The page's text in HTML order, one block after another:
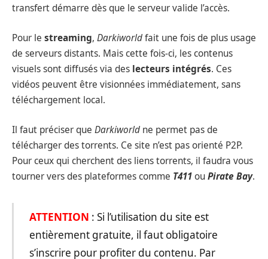
transfert démarre dès que le serveur valide l’accès.
Pour le streaming, Darkiworldfait une fois de plus usage
de serveurs distants. Mais cette fois-ci, les contenus
visuels sont diffusés via des lecteurs intégrés. Ces
vidéos peuvent être visionnées immédiatement, sans
téléchargement local.
Il faut préciser que Darkiworld ne permet pas de
télécharger des torrents. Ce site n’est pas orienté P2P.
Pour ceux qui cherchent des liens torrents, il faudra vous
tourner vers des plateformes comme T411ouPirate Bay.
ATTENTION : Si l’utilisation du site est
entièrement gratuite, il faut obligatoire
s’inscrire pour profiter du contenu. Par